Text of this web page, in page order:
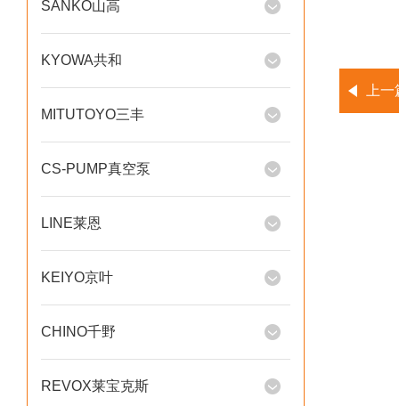
SANKO山高
KYOWA共和
MITUTOYO三丰
CS-PUMP真空泵
LINE莱恩
KEIYO京叶
CHINO千野
REVOX莱宝克斯
上